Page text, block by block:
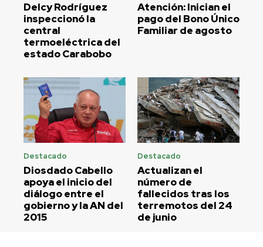
Delcy Rodríguez
inspeccionó la
central
termoeléctrica del
estado Carabobo
Atención: Inician el
pago del Bono Único
Familiar de agosto
Destacado
Diosdado Cabello
apoya el inicio del
diálogo entre el
gobierno y la AN del
2015
Destacado
Actualizan el
número de
fallecidos tras los
terremotos del 24
de junio